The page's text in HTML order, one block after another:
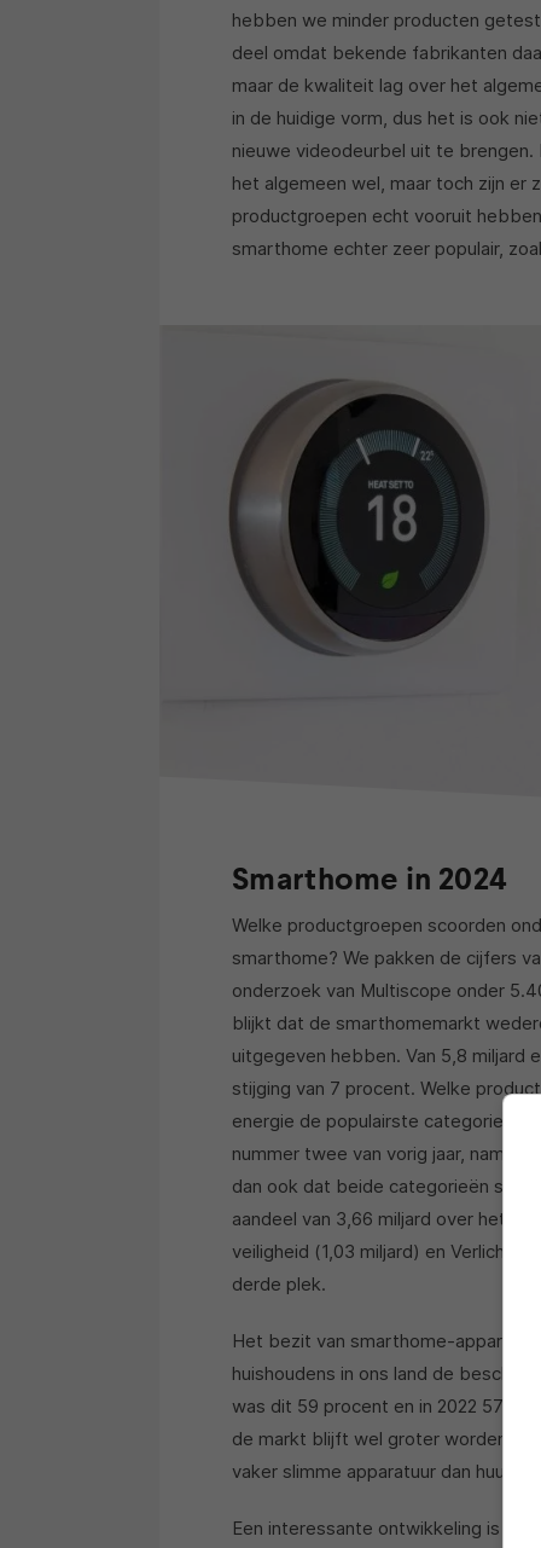
hebben we minder producten
deel omdat bekende fabrikanten
maar de kwaliteit lag over het
in de huidige vorm, dus het is ook
nieuwe videodeurbel uit te
het algemeen wel, maar toch zijn
productgroepen echt vooruit
smarthome echter zeer populair,
Smarthome in 2024
Welke productgroepen scoorden
smarthome? We pakken de cijfers
onderzoek van Multiscope onder
blijkt dat de smarthomemarkt
uitgegeven hebben. Van 5,8 miljard
stijging van 7 procent. Welke
energie de populairste categorie,
nummer twee van vorig jaar,
dan ook dat beide categorieën
aandeel van 3,66 miljard over het
veiligheid (1,03 miljard) en
derde plek.
Het bezit van smarthome-
huishoudens in ons land de
was dit 59 procent en in 2022 57
de markt blijft wel groter worden.
vaker slimme apparatuur dan huurders.
Een interessante ontwikkeling is